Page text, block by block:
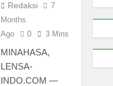
Redaksi
7
Months
Ago
0 3 Mins
MINAHASA,
LENSA-
INDO.COM —